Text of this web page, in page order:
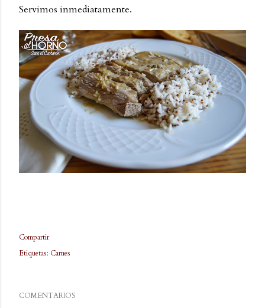
Servimos inmediatamente.
Compartir
Etiquetas: Carnes
COMENTARIOS